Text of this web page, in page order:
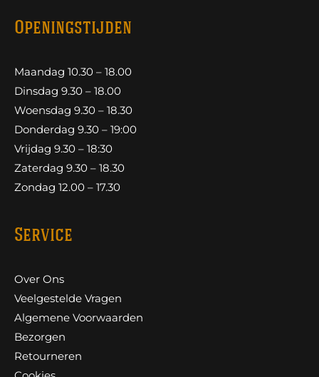
Openingstijden
Maandag 10.30 – 18.00
Dinsdag 9.30 – 18.00
Woensdag 9.30 – 18.30
Donderdag 9.30 – 19:00
Vrijdag 9.30 – 18:30
Zaterdag 9.30 – 18.30
Zondag 12.00 – 17.30
Service
Over Ons
Veelgestelde Vragen
Algemene Voorwaarden
Bezorgen
Retourneren